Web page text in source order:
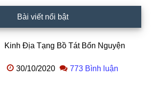
Bài viết nổi bật
Kinh Địa Tạng Bồ Tát Bổn Nguyện
30/10/2020 773 Bình luận